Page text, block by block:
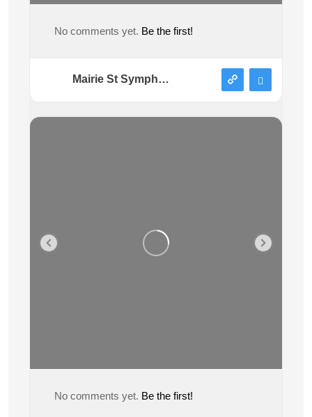
No comments yet. Be the first!
Mairie St Symphorien sous Chomérac
No comments yet. Be the first!